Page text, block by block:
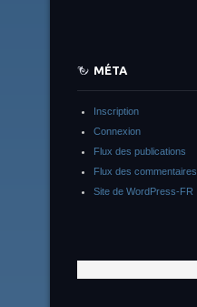
MÉTA
Inscription
Connexion
Flux des publications
Flux des commentaires
Site de WordPress-FR